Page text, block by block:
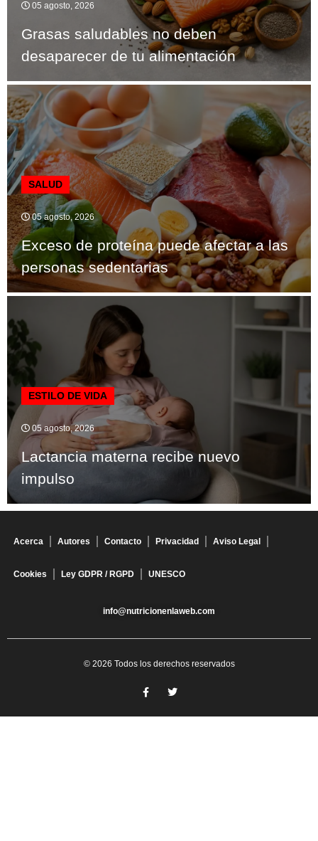
05 agosto, 2026
Grasas saludables no deben
desaparecer de tu alimentación
SALUD
05 agosto, 2026
Exceso de proteína puede afectar a las
personas sedentarias
ESTILO DE VIDA
05 agosto, 2026
Lactancia materna recibe nuevo
impulso
Acerca Autores Contacto Privacidad Aviso Legal
Cookies Ley GDPR / RGPD UNESCO
info@nutricionenlaweb.com
© 2026 Todos los derechos reservados